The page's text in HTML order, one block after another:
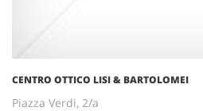
CENTRO OTTICO LISI & BARTOLOMEI
Piazza Verdi, 2/a